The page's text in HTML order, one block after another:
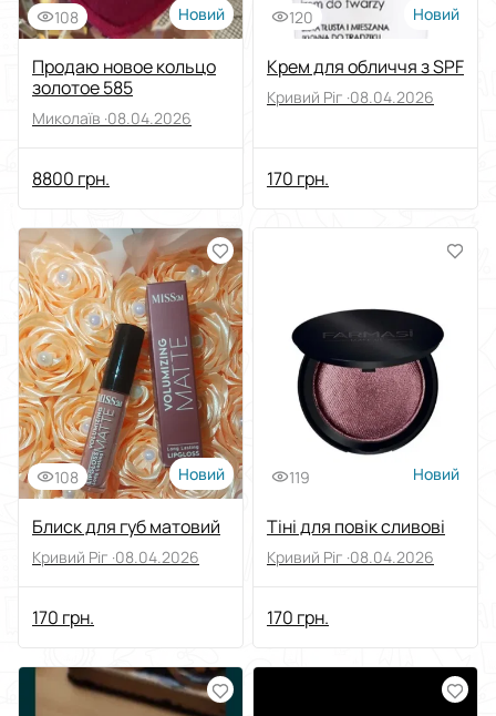
108 Новий
Продаю новое кольцо
золотое 585
Миколаїв ·08.04.2026
8800 грн.
120 Новий
Крем для обличчя з SPF
Кривий Ріг ·08.04.2026
170 грн.
108 Новий
Блиск для губ матовий
Кривий Ріг ·08.04.2026
170 грн.
119 Новий
Тіні для повік сливові
Кривий Ріг ·08.04.2026
170 грн.